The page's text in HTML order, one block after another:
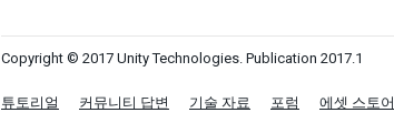
Copyright © 2017 Unity Technologies. Publication 2017.1
튜토리얼 커뮤니티 답변 기술 자료 포럼 에셋 스토어